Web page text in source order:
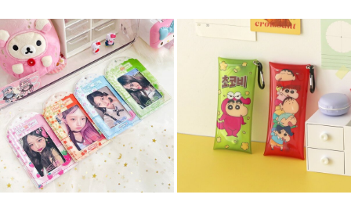
(C) 10X10.INC 2022(or COPYRIGHT(C) 2022 ALL RIGHTS RESERVED BY
10X10 INC)